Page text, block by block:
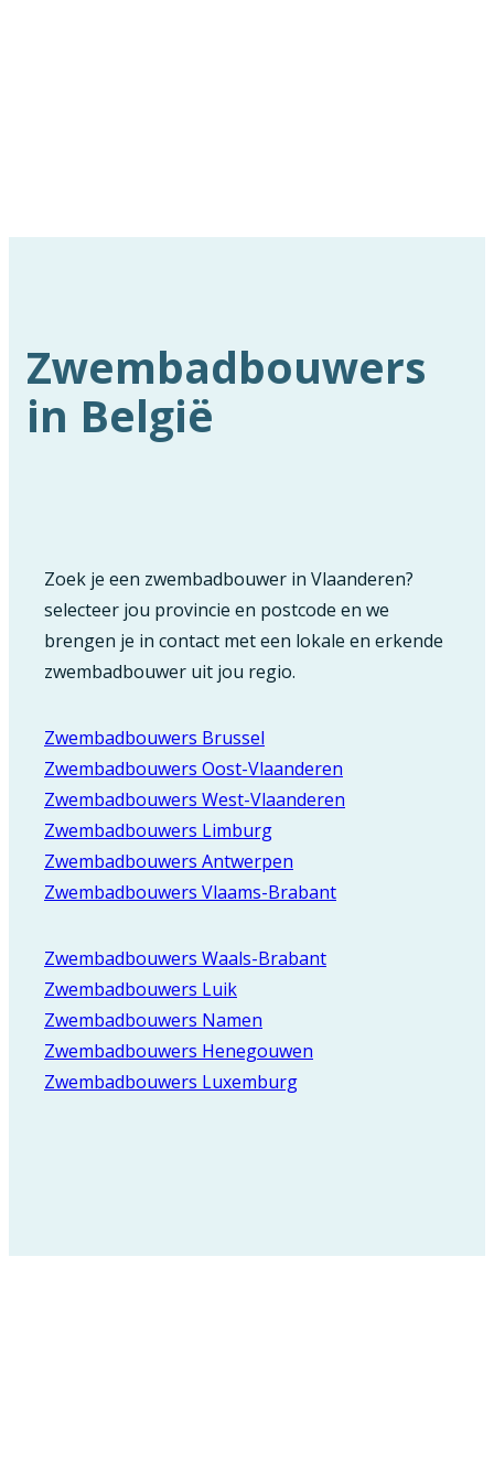
Zwembadbouwers
in België
Zoek je een zwembadbouwer in Vlaanderen?
selecteer jou provincie en postcode en we
brengen je in contact met een lokale en erkende
zwembadbouwer uit jou regio.
Zwembadbouwers Brussel
Zwembadbouwers Oost-Vlaanderen
Zwembadbouwers West-Vlaanderen
Zwembadbouwers Limburg
Zwembadbouwers Antwerpen
Zwembadbouwers Vlaams-Brabant
Zwembadbouwers Waals-Brabant
Zwembadbouwers Luik
Zwembadbouwers Namen
Zwembadbouwers Henegouwen
Zwembadbouwers Luxemburg